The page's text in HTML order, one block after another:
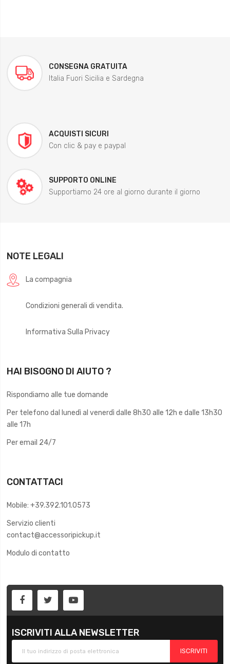
CONSEGNA GRATUITA
Italia Fuori Sicilia e Sardegna
ACQUISTI SICURI
Con clic & pay e paypal
SUPPORTO ONLINE
Supportiamo 24 ore al giorno durante il giorno
NOTE LEGALI
La compagnia
Condizioni generali di vendita.
Informativa Sulla Privacy
HAI BISOGNO DI AIUTO ?
Rispondiamo alle tue domande
Per telefono dal lunedì al venerdì dalle 8h30 alle 12h e dalle 13h30
alle 17h
Per email 24/7
CONTATTACI
Mobile: +39.392.101.0573
Servizio clienti
contact@accessoripickup.it
Modulo di contatto
ISCRIVITI ALLA NEWSLETTER
ISCRIVITI